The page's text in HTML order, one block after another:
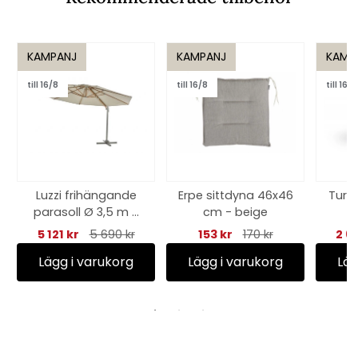
KAMPANJ
till 16/8
Luzzi frihängande
parasoll Ø 3,5 m -
light grey/khaki
5 121 kr 5 690 kr
Lägg i varukorg
KAMPANJ
till 16/8
Erpe sittdyna 46x46
cm - beige
153 kr
170 kr
Lägg i varukorg
till 16/8
2